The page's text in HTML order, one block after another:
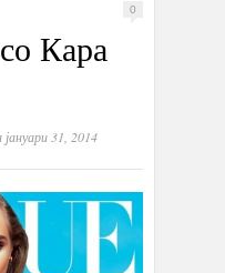
0
Кара
јануари 31, 2014